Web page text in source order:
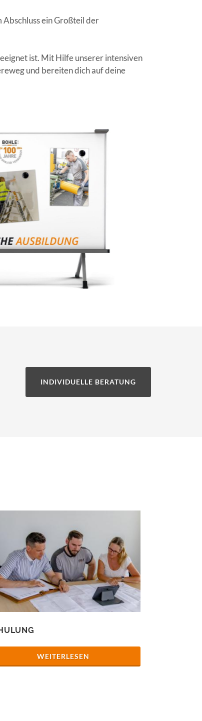
ein Großteil der
ist. Mit Hilfe unserer intensiven
und bereiten dich auf deine
INDIVIDUELLE BERATUNG
WEITERLESEN